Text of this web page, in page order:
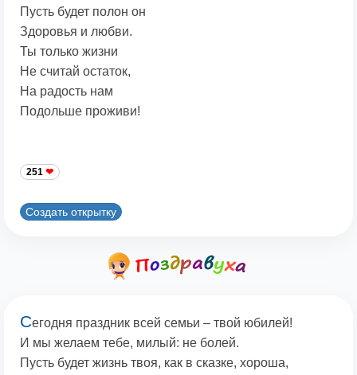
Пусть будет полон он
Здоровья и любви.
Ты только жизни
Не считай остаток,
На радость нам
Подольше проживи!
251
Создать открытку
Сегодня праздник всей семьи – твой юбилей!
И мы желаем тебе, милый: не болей.
Пусть будет жизнь твоя, как в сказке, хороша,